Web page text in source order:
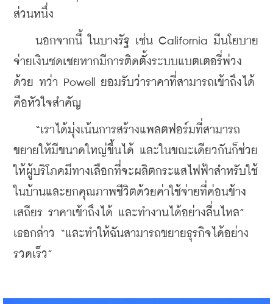
ส่วนหนึ่ง
นอกจากนี้ ในบางรัฐ เช่น California มีนโยบาย
จ่ายเงินชดเชยหากมีการติดตั้งระบบแบตเตอรี่พ่วง
ด้วย ทว่า Powell ยอมรับว่าราคาที่สามารถเข้าถึงได้
คือหัวใจสำคัญ
“เราได้มุ่งเน้นการสร้างแพลตฟอร์มที่สามารถ
ขยายให้มีขนาดใหญ่ขึ้นได้ และในขณะเดียวกันก็ช่วย
ให้ผู้บริโภคมีทางเลือกที่จะผลิตกระแสไฟฟ้าสำหรับใช้
ในบ้านและยกคุณภาพชีวิตด้วยค่าใช้จ่ายที่ค่อนข้าง
เสถียร ราคาเข้าถึงได้ และทำงานได้อย่างลื่นไหล”
เธอกล่าว “และทำให้ฉันสามารถขยายธุรกิจได้อย่าง
รวดเร็ว”